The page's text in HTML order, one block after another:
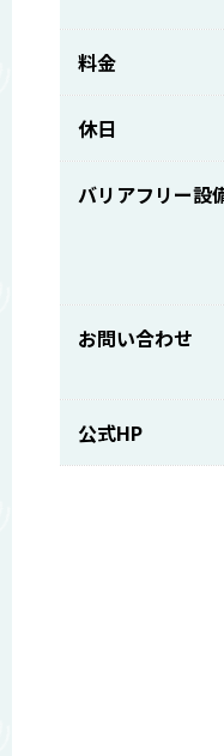
料金
休日
バリアフリー設
お問い合わせ
公式HP